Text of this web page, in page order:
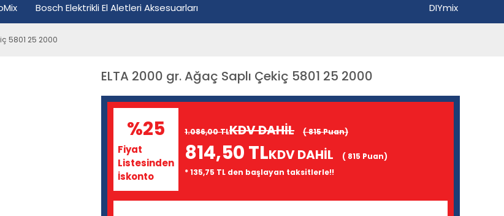
Bosch Elektrikli El Aletleri Aksesuarları DIYmix
5801 25 2000
ELTA 2000 gr. Ağaç Saplı Çekiç 5801 25 2000
%25
Fiyat
Listesinden
İskonto
1.086,00 TLKDV DAHİL ( 815 Puan)
814,50 TLKDV DAHİL
( 815 Puan)
* 135,75 TL den başlayan taksitlerle!!